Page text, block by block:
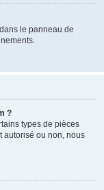
le panneau de
?
types de pièces
autorisé ou non, nous